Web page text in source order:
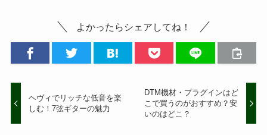
よかったらシェアしてね！
ヘヴィでリッチな低音を楽
しむ！7弦ギターの魅力
DTM機材・プラグインはど
こで買うのがおすすめ？安
いのはどこ？